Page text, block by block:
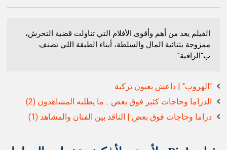
الفيلم يعد من أهم وأقوى الأفلام التي تناولت قضية التحرش،
ممزوجة بثنائية المال والسلطة، أبناء الطبقة اللي تصنف
ب"الراقية"
"الهروب" | داعش بعيون تركية
الدراما وحاجات كثير فوق بعض .. ما يطلبه المشاهدون (2)
دراما وحاجات فوق بعض | الناقد بين الفنان والمشاهد (1)